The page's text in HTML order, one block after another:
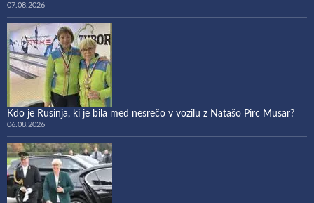
07.08.2026
Kdo je Rusinja, ki je bila med nesrečo v vozilu z Natašo Pirc Musar?
06.08.2026